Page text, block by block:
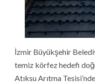
İzmir Büyükşehir
temiz körfez hedefi
Atıksu Arıtma